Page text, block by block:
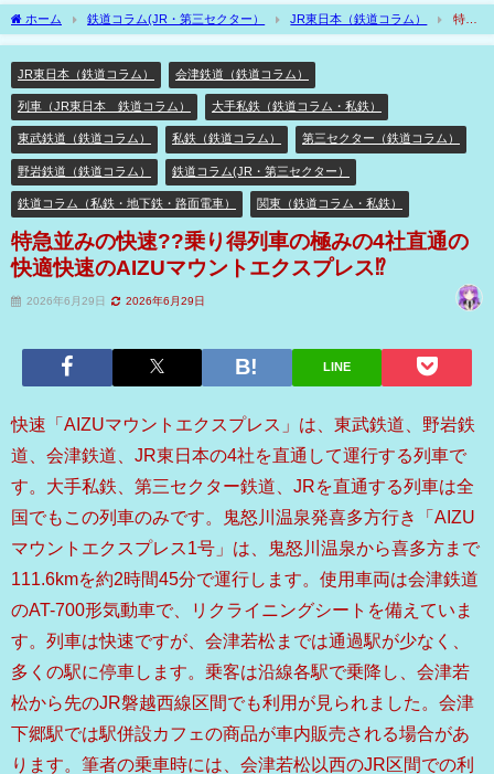
ホーム 鉄道コラム(JR・第三セクター） JR東日本（鉄道コラム）
特急
並みの快速??乗り得列車の極みの4社直通の快適快速のAIZUマウントエクスプレス⁉
JR東日本（鉄道コラム） 会津鉄道（鉄道コラム）
列車（JR東日本 鉄道コラム） 大手私鉄（鉄道コラム・私鉄）
東武鉄道（鉄道コラム） 私鉄（鉄道コラム） 第三セクター（鉄道コラム）
野岩鉄道（鉄道コラム） 鉄道コラム(JR・第三セクター）
鉄道コラム（私鉄・地下鉄・路面電車） 関東（鉄道コラム・私鉄）
特急並みの快速??乗り得列車の極みの4社直通の
快適快速のAIZUマウントエクスプレス⁉
2026年6月29日 2026年6月29日
LINE
快速「AIZUマウントエクスプレス」は、東武鉄道、野岩鉄
道、会津鉄道、JR東日本の4社を直通して運行する列車で
す。大手私鉄、第三セクター鉄道、JRを直通する列車は全
国でもこの列車のみです。鬼怒川温泉発喜多方行き「AIZU
マウントエクスプレス1号」は、鬼怒川温泉から喜多方まで
111.6kmを約2時間45分で運行します。使用車両は会津鉄道
のAT-700形気動車で、リクライニングシートを備えていま
す。列車は快速ですが、会津若松までは通過駅が少なく、
多くの駅に停車します。乗客は沿線各駅で乗降し、会津若
松から先のJR磐越西線区間でも利用が見られました。会津
下郷駅では駅併設カフェの商品が車内販売される場合があ
ります。筆者の乗車時には、会津若松以西のJR区間での利